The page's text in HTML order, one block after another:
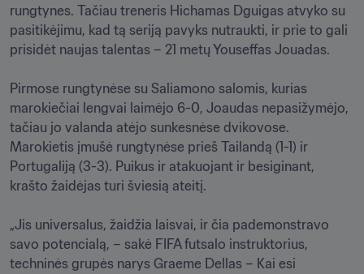
rungtynes. Tačiau treneris Hichamas Dguigas atvyko su
pasitikėjimu, kad tą seriją pavyks nutraukti, ir prie to gali
prisidėt naujas talentas – 21 metų Youseffas Jouadas.
Pirmose rungtynėse su Saliamono salomis, kurias
marokiečiai lengvai laimėjo 6-0, Joaudas nepasižymėjo,
tačiau jo valanda atėjo sunkesnėse dvikovose.
Marokietis įmušė rungtynėse prieš Tailandą (1-1) ir
Portugaliją (3-3). Puikus ir atakuojant ir besiginant,
krašto žaidėjas turi šviesią ateitį.
„Jis universalus, žaidžia laisvai, ir čia pademonstravo
savo potencialą, – sakė FIFA futsalo instruktorius,
techninės grupės narys Graeme Dellas – Kai esi